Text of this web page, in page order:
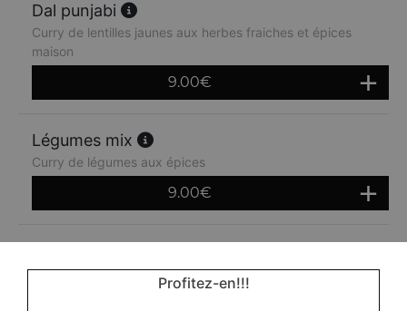
Dal punjabi
Curry de lentilles jaunes aux herbes fraiches et épices
maison
9.00€
Légumes mix
Curry de légumes aux épices
9.00€
Pommes de terre sautées à la sauce curry
Profitez-en!!!